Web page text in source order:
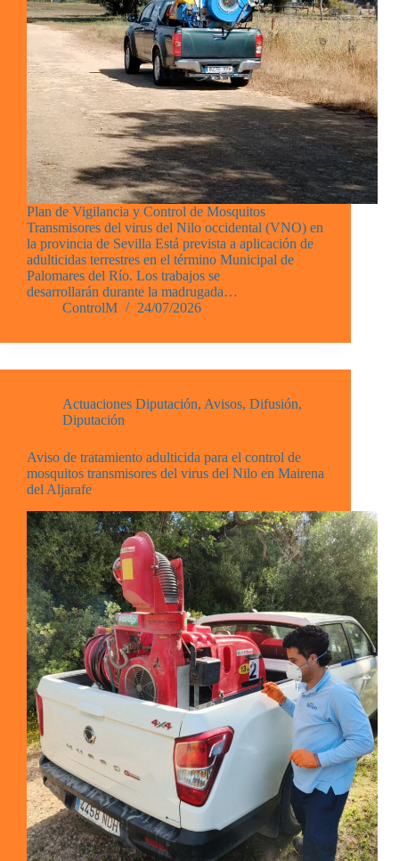
Plan de Vigilancia y Control de Mosquitos
Transmisores del virus del Nilo occidental (VNO) en
la provincia de Sevilla Está prevista a aplicación de
adulticidas terrestres en el término Municipal de
Palomares del Río. Los trabajos se
desarrollarán durante la madrugada…
ControlM
24/07/2026
Actuaciones Diputación, Avisos, Difusión,
Diputación
Aviso de tratamiento adulticida para el control de
mosquitos transmisores del virus del Nilo en Mairena
del Aljarafe